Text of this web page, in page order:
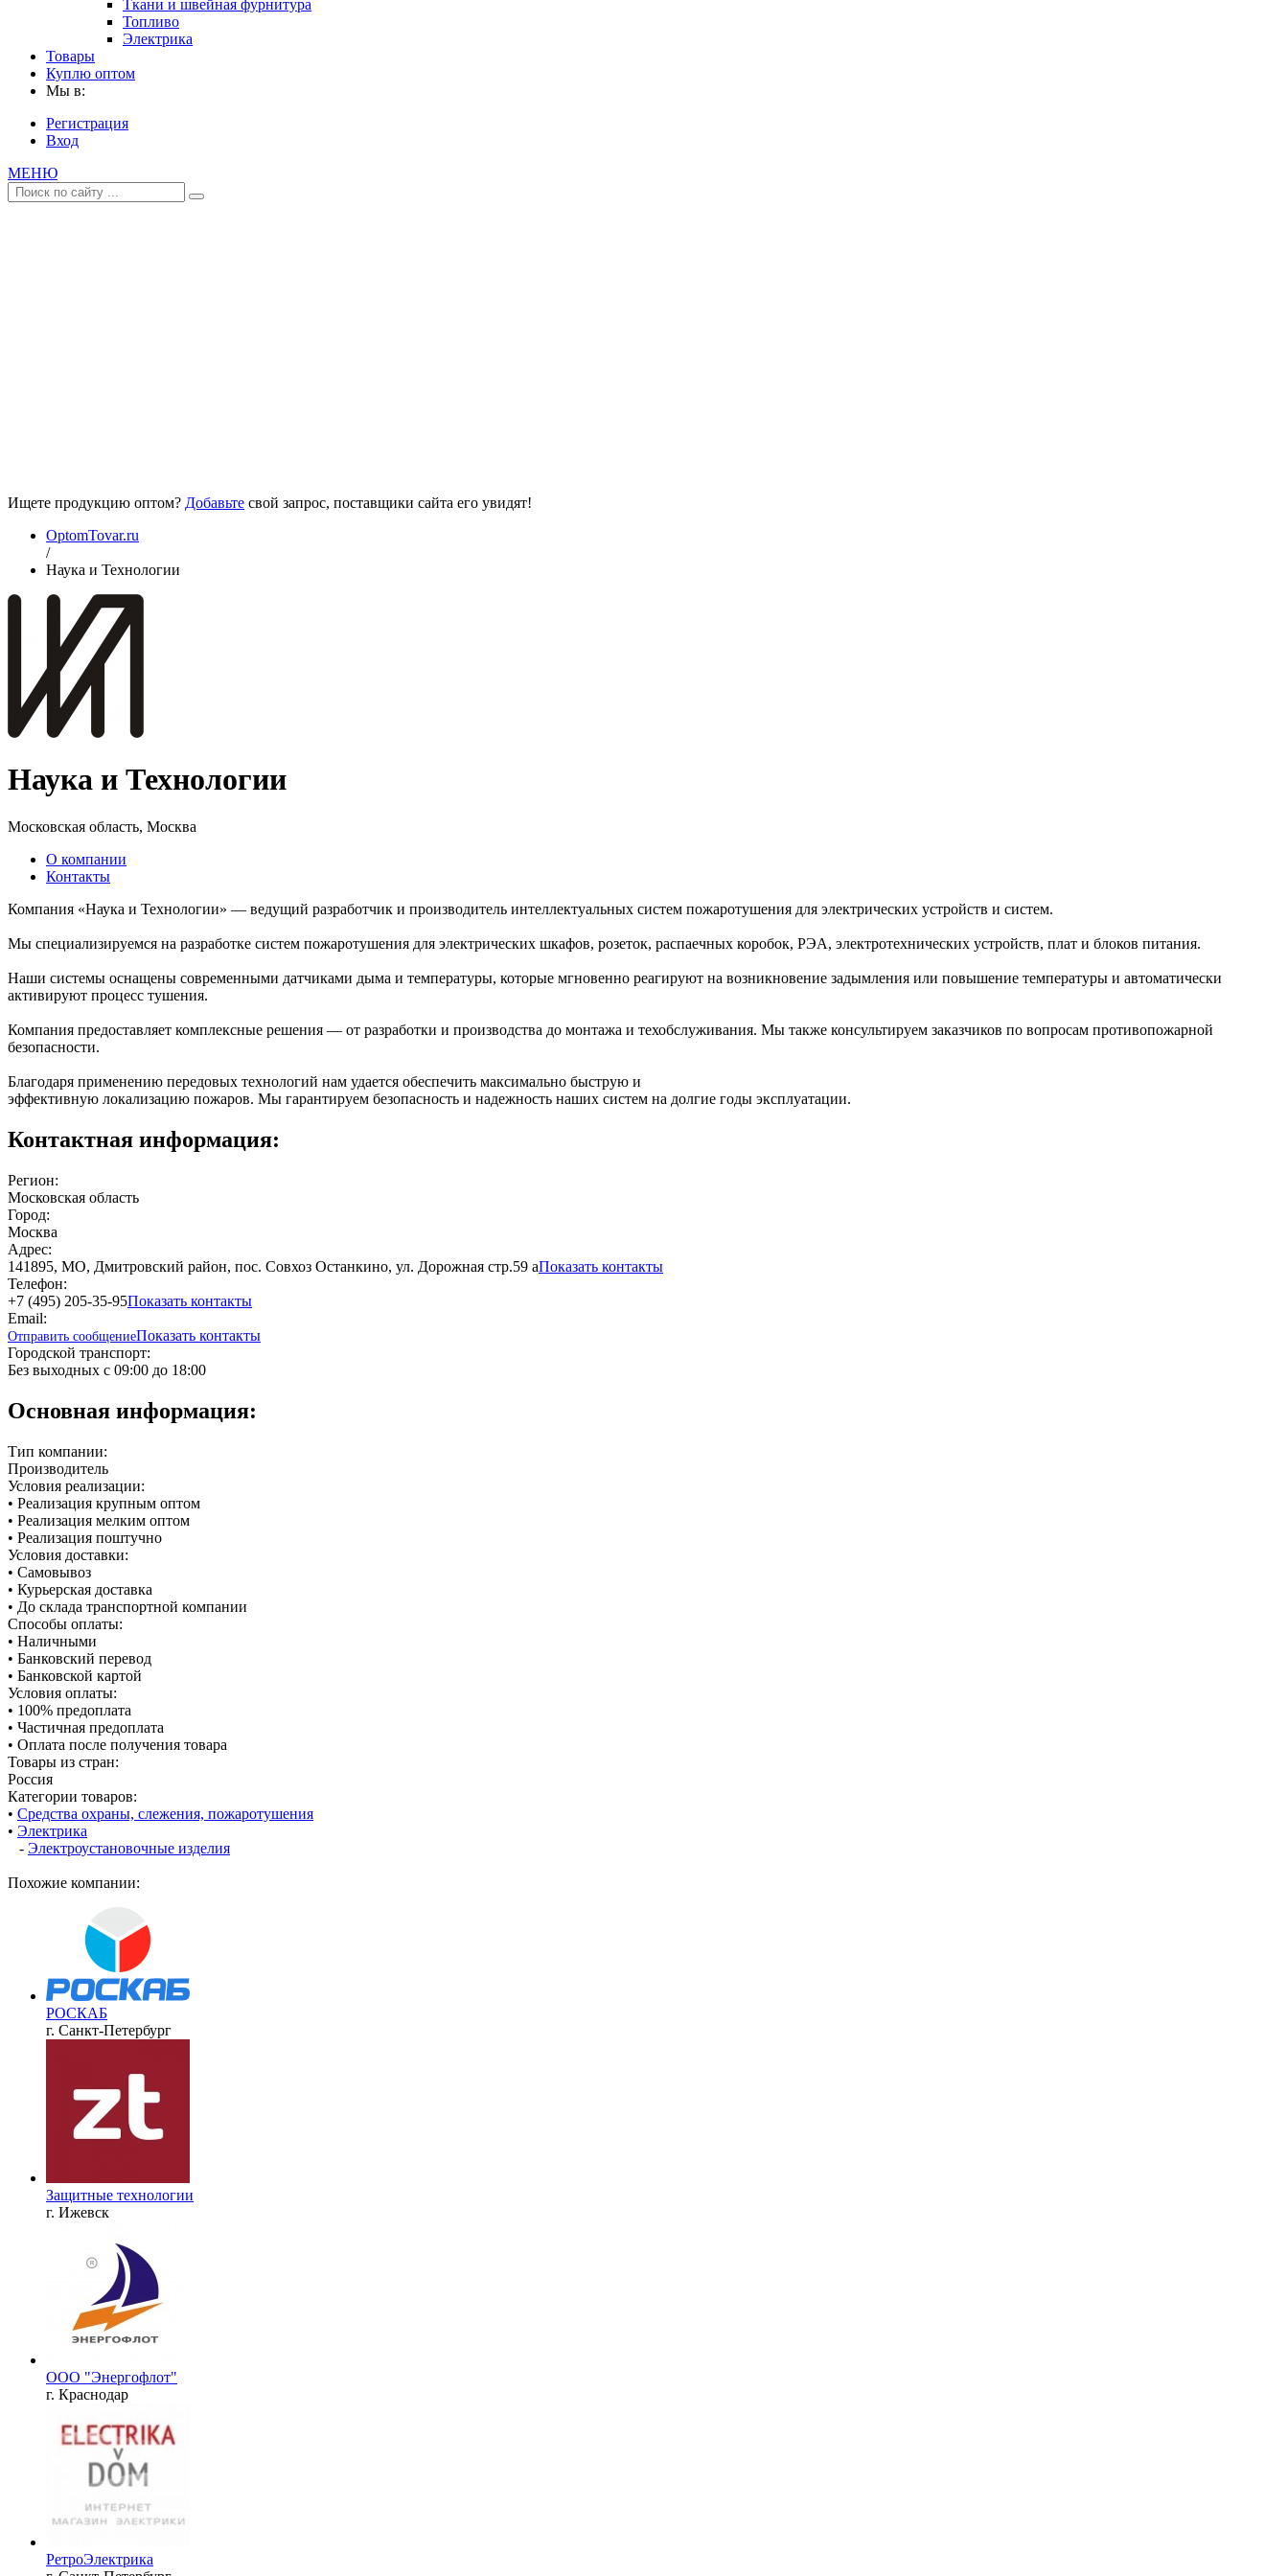
Ткани и швейная фурнитура
Топливо
Электрика
Товары
Куплю оптом
Мы в:
Регистрация
Вход
МЕНЮ
Ищете продукцию оптом? Добавьте свой запрос, поставщики сайта его увидят!
OptomTovar.ru
/
Наука и Технологии
Наука и Технологии
Московская область, Москва
О компании
Контакты
Компания «Наука и Технологии» — ведущий разработчик и производитель интеллектуальных систем пожаротушения для электрических устройств и систем.
Мы специализируемся на разработке систем пожаротушения для электрических шкафов, розеток, распаечных коробок, РЭА, электротехнических устройств, плат и блоков питания.
Наши системы оснащены современными датчиками дыма и температуры, которые мгновенно реагируют на возникновение задымления или повышение температуры и автоматически
активируют процесс тушения.
Компания предоставляет комплексные решения — от разработки и производства до монтажа и техобслуживания. Мы также консультируем заказчиков по вопросам противопожарной
безопасности.
Благодаря применению передовых технологий нам удается обеспечить максимально быструю и
эффективную локализацию пожаров. Мы гарантируем безопасность и надежность наших систем на долгие годы эксплуатации.
Контактная информация:
Регион:
Московская область
Город:
Москва
Адрес:
141895, МО, Дмитровский район, пос. Совхоз Останкино, ул. Дорожная стр.59 аПоказать контакты
Телефон:
+7 (495) 205-35-95Показать контакты
Email:
Отправить сообщениеПоказать контакты
Городской транспорт:
Без выходных с 09:00 до 18:00
Основная информация:
Тип компании:
Производитель
Условия реализации:
• Реализация крупным оптом
• Реализация мелким оптом
• Реализация поштучно
Условия доставки:
• Самовывоз
• Курьерская доставка
• До склада транспортной компании
Способы оплаты:
• Наличными
• Банковский перевод
• Банковской картой
Условия оплаты:
• 100% предоплата
• Частичная предоплата
• Оплата после получения товара
Товары из стран:
Россия
Категории товаров:
• Средства охраны, слежения, пожаротушения
• Электрика
- Электроустановочные изделия
Похожие компании:
РОСКАБ
г. Санкт-Петербург
Защитные технологии
г. Ижевск
ООО "Энергофлот"
г. Краснодар
РетроЭлектрика